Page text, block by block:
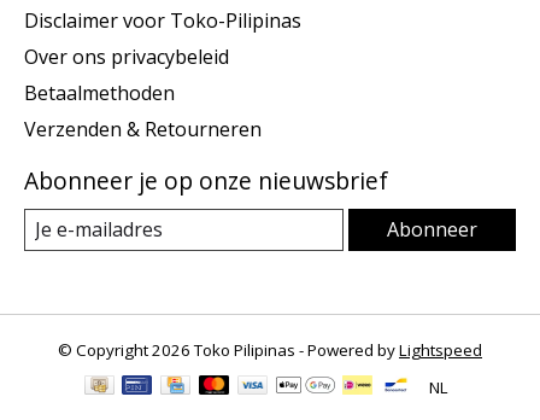
Disclaimer voor Toko-Pilipinas
Over ons privacybeleid
Betaalmethoden
Verzenden & Retourneren
Abonneer je op onze nieuwsbrief
Abonneer
© Copyright 2026 Toko Pilipinas - Powered byLightspeed
NL